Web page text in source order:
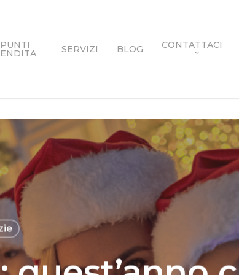
PUNTI SERVIZI BLOG CONTATTACI